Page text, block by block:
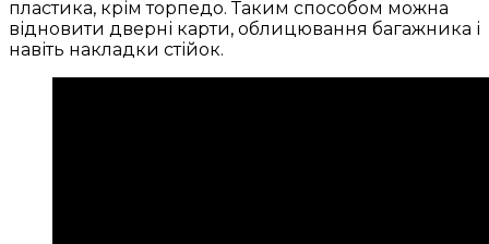
пластика, крім торпедо. Таким способом можна
відновити дверні карти, облицювання багажника і
навіть накладки стійок.